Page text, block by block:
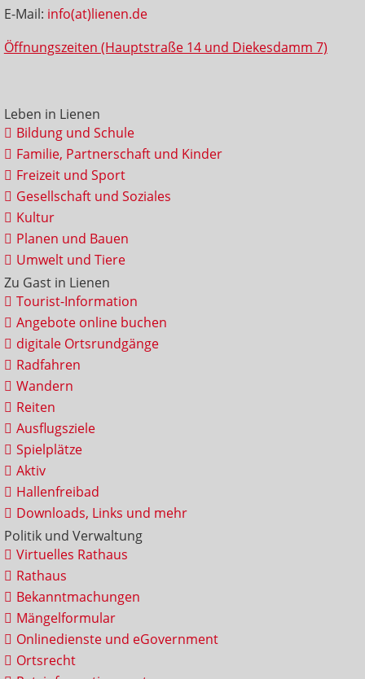
E-Mail: info(at)lienen.de
Öffnungszeiten (Hauptstraße 14 und Diekesdamm 7)
Leben in Lienen
Bildung und Schule
Familie, Partnerschaft und Kinder
Freizeit und Sport
Gesellschaft und Soziales
Kultur
Planen und Bauen
Umwelt und Tiere
Zu Gast in Lienen
Tourist-Information
Angebote online buchen
digitale Ortsrundgänge
Radfahren
Wandern
Reiten
Ausflugsziele
Spielplätze
Aktiv
Hallenfreibad
Downloads, Links und mehr
Politik und Verwaltung
Virtuelles Rathaus
Rathaus
Bekanntmachungen
Mängelformular
Onlinedienste und eGovernment
Ortsrecht